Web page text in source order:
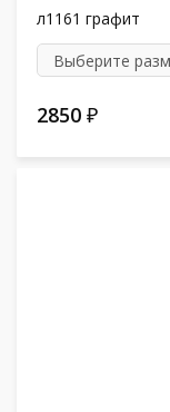
л1161 графит
2850 ₽